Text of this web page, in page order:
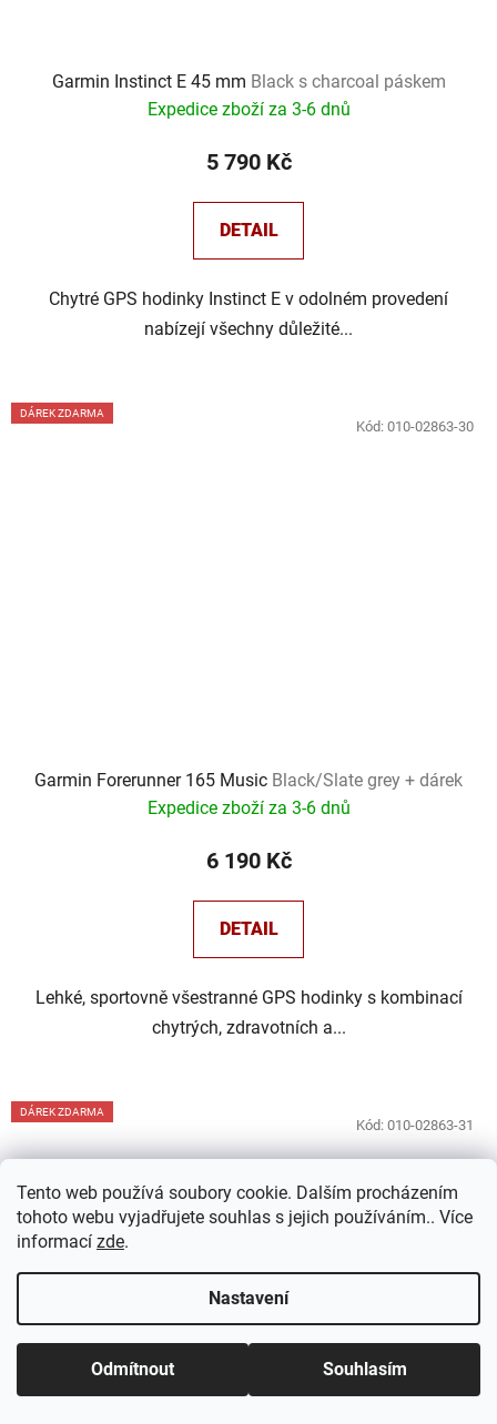
Tento web používá soubory cookie. Dalším procházením
tohoto webu vyjadřujete souhlas s jejich používáním.. Více
informací zde.
Nastavení
Odmítnout Souhlasím
Garmin Instinct E 45 mm Black s charcoal páskem
Expedice zboží za 3-6 dnů
5 790 Kč
DETAIL
Chytré GPS hodinky Instinct E v odolném provedení
nabízejí všechny důležité...
DÁREK ZDARMA
Garmin Forerunner 165 Music Black/Slate grey + dárek
Expedice zboží za 3-6 dnů
6 190 Kč
DETAIL
Lehké, sportovně všestranné GPS hodinky s kombinací
chytrých, zdravotních a...
Kód: 010-02863-30
DÁREK ZDARMA
Kód: 010-02863-31